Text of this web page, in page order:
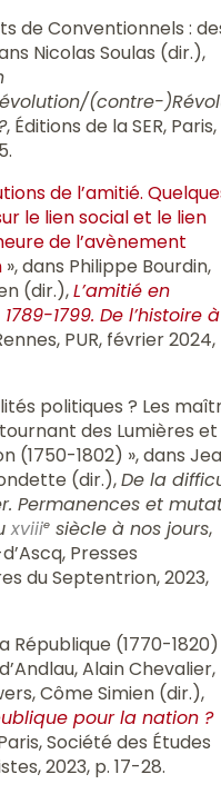
de Conventionnels :
Nicolas Soulas (dir.),
(contre-
, Éditions de la SER, Paris,
de l’amitié.
le lien social et le lien
de l’avènement
», dans Philippe Bourdin,
(dir.),L’amitié en
1799. De l’histoire
PUR, février 2024,
politiques ? Les
des Lumières
(1750-1802) », dans
(dir.),De la
Permanences et
xviiie siècle à nos jours,
Presses
du Septentrion, 2023,
République (1770-1820)
Alain Chevalier,
Côme Simien (dir.),
pour la nation ?
Société des Études
2023, p. 17-28.